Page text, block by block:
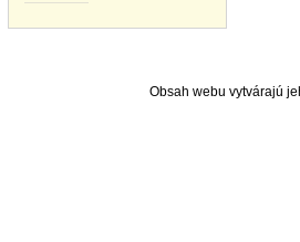
Obsah webu vytvárajú